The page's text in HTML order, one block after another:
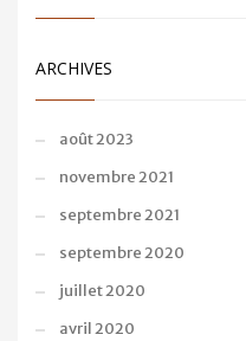
ARCHIVES
août 2023
novembre 2021
septembre 2021
septembre 2020
juillet 2020
avril 2020